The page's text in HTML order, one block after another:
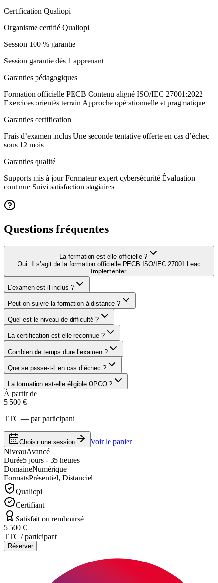
Certification Qualiopi
Organisme certifié Qualiopi
Session 100 % garantie
Session garantie dès 1 apprenant
Garanties pédagogiques
Formation officielle PECB Contenu aligné ISO/IEC 27001:2022
Exercices orientés terrain Approche opérationnelle et pragmatique
Garanties certification
Frais d’examen inclus Une seconde tentative offerte en cas d’échec
sous 12 mois
Garanties qualité
Supports mis à jour Formateur expert cybersécurité Évaluation
continue Suivi satisfaction stagiaires
Questions fréquentes
La formation est-elle officielle ?
Oui. Il s’agit de la formation officielle PECB ISO/IEC 27001 Lead
Implementer.
L’examen est-il inclus ?
Peut-on suivre la formation à distance ?
Quel est le niveau de difficulté ?
La certification est-elle reconnue ?
Combien de temps dure l’examen ?
Que se passe-t-il en cas d’échec ?
La formation est-elle éligible OPCO ?
À partir de
5 500 €
TTC — par participant
Choisir une session
Voir le panier
NiveauAvancé
Durée5 jours - 35 heures
DomaineNumérique
FormatsPrésentiel, Distanciel
Qualiopi
Certifiant
Satisfait ou remboursé
5 500 €
TTC / participant
Réserver